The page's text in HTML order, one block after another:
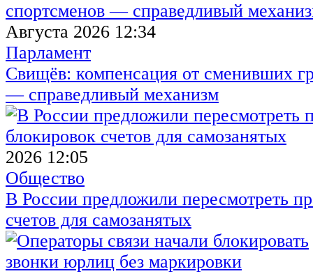
Августа 2026 12:34
Парламент
Свищёв: компенсация от сменивших
— справедливый механизм
2026 12:05
Общество
В России предложили пересмотреть
счетов для самозанятых